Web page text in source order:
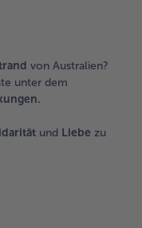
von Australien?
unter dem
und Liebe zu